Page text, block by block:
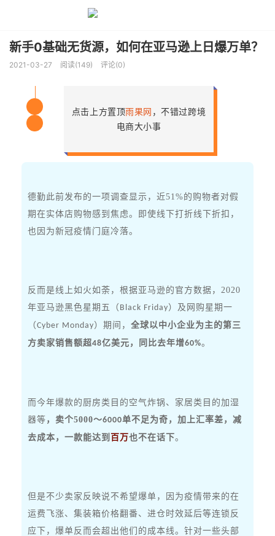
新手0基础无货源，如何在亚马逊上日爆万单？
2021-03-27 阅读(149) 评论(0)
关
点击上方置顶雨果网 ，不错过跨境
电商大小事
德勤此前发布的一项调查显示，近51% 的购物者对假
期在实体店购物感到焦虑。
即使线下打折线下折扣，
也因为新冠疫情门庭冷落。
反而是线上如火如荼， 根据亚马逊的官方数据， 2020
年亚马逊黑色星期五（ Black Friday）及网购星期一
（Cyber Monday）期间， 全球以中小企业为主的第三
方卖家销售额超48亿美元，同比去年增60%。
而今年爆款的厨房类目的空气炸锅、家居类目的加湿
器等 ，卖个5000～6000单不足为奇，加上汇率差，减
去成本，一款能达到 百万也不在话下。
但是不少卖家反映说不希望爆单，因为疫情带来的在
运费飞涨、集装箱价格翻番、进仓时效延后等连锁反
应下，爆单反而会超出他们的成本线。针对一些头部